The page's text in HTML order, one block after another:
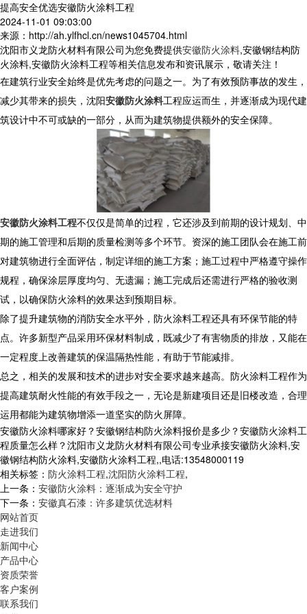
提高安全优选安徽防火涂料工程
2024-11-01 09:03:00
来源：http://ah.ylfhcl.cn/news1045704.html
沈阳市义龙防火材料有限公司为您免费提供安徽防火涂料,安徽钢结构防
火涂料,安徽防火涂料工程等相关信息发布和资讯展示，敬请关注！
在建筑行业安全始终是优先考虑的问题之一。为了有效预防事故的发生，
减少其带来的损失，沈阳安徽防火涂料工程应运而生，并逐渐成为现代建
筑设计中不可或缺的一部分，从而为建筑物提供额外的安全保障。
安徽防火涂料工程不仅仅是简单的过程，它还涉及到前期的设计规划、中
期的施工管理和后期的质量检测等多个环节。资深的施工团队会在施工前
对建筑物进行全面评估，制定详细的施工方案；施工过程中严格遵守操作
规程，确保涂层厚度均匀、无遗漏；施工完成后还需进行严格的验收测
试，以确保防火涂料的效果达到预期目标。
除了提升建筑物的消防安全水平外，防火涂料工程还具有环保节能的特
点。许多新型产品采用环保材料制成，既减少了有害物质的排放，又能在
一定程度上改善建筑的保温隔热性能，有助于节能减排。
总之，相关的发展和技术的进步对安全要求越来越高。防火涂料工程作为
提高建筑耐火性能的有效手段之一，无论是新建项目还是旧楼改造，合理
运用都能为建筑物增添一道坚实的防火屏障。
安徽防火涂料哪家好？安徽钢结构防火涂料报价是多少？安徽防火涂料工
程质量怎么样？沈阳市义龙防火材料有限公司专业承接安徽防火涂料,安
徽钢结构防火涂料,安徽防火涂料工程,,电话:13548000119
相关标签： 防火涂料工程,沈阳防火涂料工程,
上一条： 安徽防火涂料：逐渐成为安全守护
下一条： 安徽真石漆：许多建筑优选材料
网站首页
走进我们
新闻中心
产品中心
资质荣誉
客户案例
联系我们